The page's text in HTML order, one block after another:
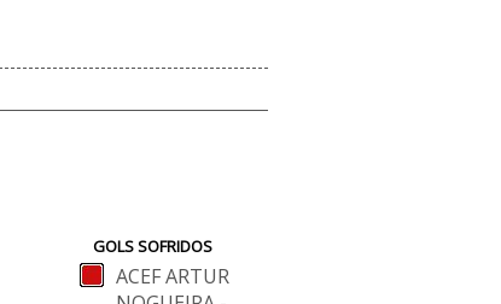
GOLS SOFRIDOS
ACEF ARTUR